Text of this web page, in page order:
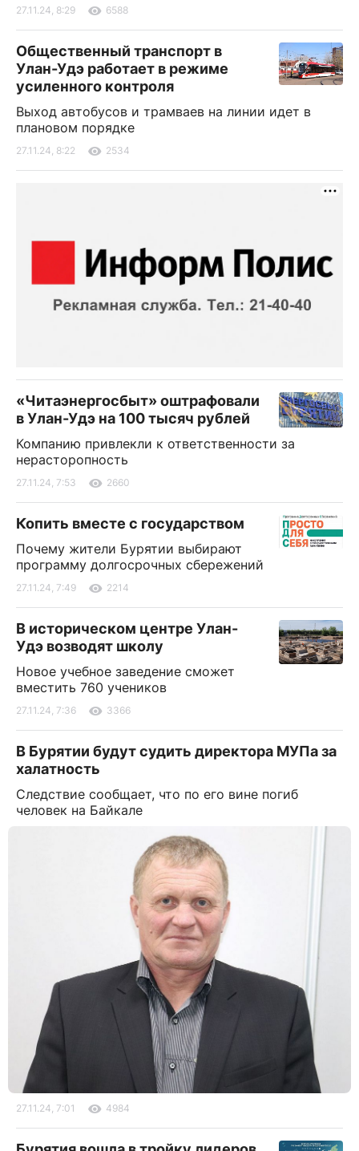
27.11.24, 8:29 6588
Общественный транспорт в
Улан-Удэ работает в режиме
усиленного контроля
Выход автобусов и трамваев на линии идет в
плановом порядке
27.11.24, 8:22 2534
«Читаэнергосбыт» оштрафовали
в Улан-Удэ на 100 тысяч рублей
Компанию привлекли к ответственности за
нерасторопность
27.11.24, 7:53 2660
Копить вместе с государством
Почему жители Бурятии выбирают
программу долгосрочных сбережений
27.11.24, 7:49 2214
В историческом центре Улан-
Удэ возводят школу
Новое учебное заведение сможет
вместить 760 учеников
27.11.24, 7:36 3366
В Бурятии будут судить директора МУПа за
халатность
Следствие сообщает, что по его вине погиб
человек на Байкале
27.11.24, 7:01 4984